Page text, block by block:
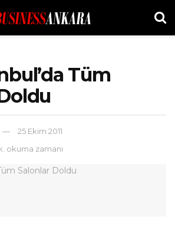
Tüm
25 Ekim 2011
okuma zamanı